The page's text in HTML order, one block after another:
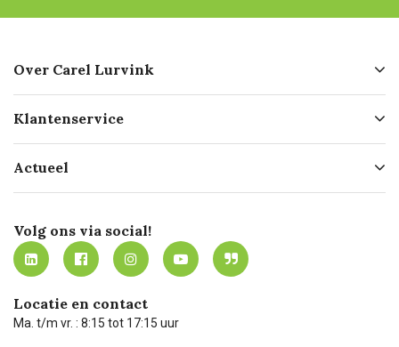
Over Carel Lurvink
Geschiedenis
Missie
Werken bij Carel Lurvink
MVO
Klantenservice
Bezorgen
Mijn Carel Lurvink
Mijn Carel Lurvink instructievideo's
Carel Lurvink App
Hulp op afstand
Technische dienst
Actueel
Innovation LAB
Tevreden klanten
Carel Lurvink Blog
Carel de podcast
Volg ons via social!
Locatie en contact
Ma. t/m vr. : 8:15 tot 17:15 uur